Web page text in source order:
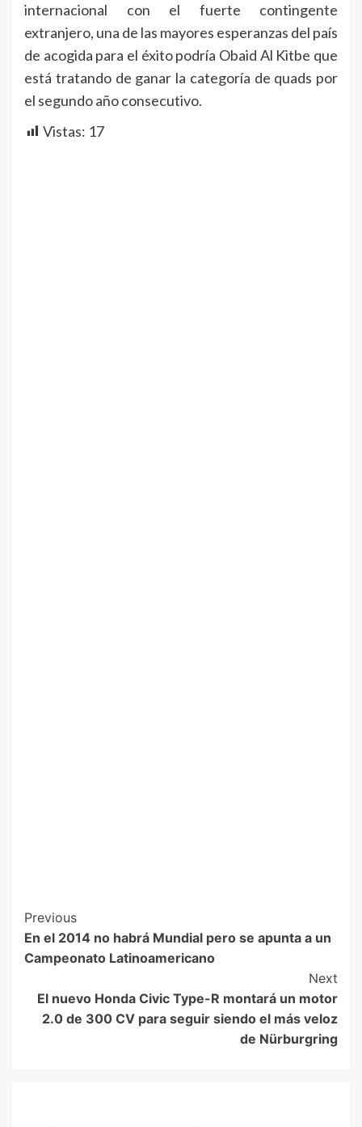
internacional con el fuerte contingente
extranjero, una de las mayores esperanzas del país
de acogida para el éxito podría Obaid Al Kitbe que
está tratando de ganar la categoría de quads por
el segundo año consecutivo.
Vistas: 17
Previous
En el 2014 no habrá Mundial pero se apunta a un
Campeonato Latinoamericano
Next
El nuevo Honda Civic Type-R montará un motor
2.0 de 300 CV para seguir siendo el más veloz
de Nürburgring